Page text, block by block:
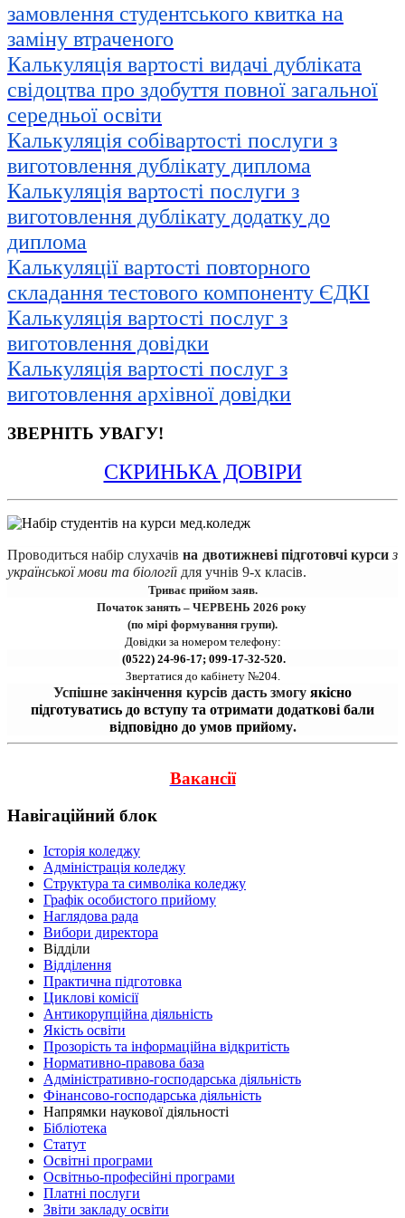
замовлення студентського квитка на
заміну втраченого
Калькуляція вартості видачі дубліката
свідоцтва про здобуття повної загальної
середньої освіти
Калькуляція собівартості послуги з
виготовлення дублікату диплома
Калькуляція вартості послуги з
виготовлення дублікату додатку до
диплома
Калькуляції вартості повторного
складання тестового компоненту ЄДКІ
Калькуляція вартості послуг з
виготовлення довідки
Калькуляція вартості послуг з
виготовлення архівної довідки
ЗВЕРНІТЬ УВАГУ!
СКРИНЬКА ДОВІРИ
Проводиться набір слухачів на двотижневі підготовчі курси з
української мови та біології для учнів 9-х класів.
Триває прийом заяв.
Початок занять – ЧЕРВЕНЬ 2026 року
(по мірі формування групи).
Довідки за номером телефону:
(0522) 24-96-17; 099-17-32-520.
Звертатися до кабінету №204.
Успішне закінчення курсів дасть змогу якісно
підготуватись до вступу та отримати додаткові бали
відповідно до умов прийому.
Вакансії
Навігаційний блок
Історія коледжу
Адміністрація коледжу
Структура та символіка коледжу
Графік особистого прийому
Наглядова рада
Вибори директора
Відділи
Відділення
Практична підготовка
Циклові комісії
Антикорупційна діяльність
Якість освіти
Прозорість та інформаційна відкритість
Нормативно-правова база
Адміністративно-господарська діяльність
Фінансово-господарська діяльність
Напрямки наукової діяльності
Бібліотека
Статут
Освітні програми
Освітньо-професійні програми
Платні послуги
Звіти закладу освіти